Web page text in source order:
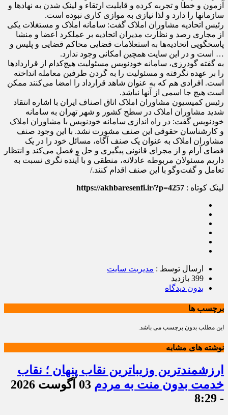
آزمون و خطا و تجربه کرده و قابلیت ارتقاء و لینک شدن به نهادها و
سازمانها را دارد و لذا نیازی به موازی کاری نبوده است.
رئیس اتحادیه مشاوران املاک گفت: سامانه املاک و مستغلات یکی
از مجاری رصد و نظارت مدیران اتحادیه بر عملکرد اعضا و منشا
پاسخگویی اتحادیه‌ها به استعلامات قضایی محاکم قضایی و پلیس و
… است و در این سایت همچین امکانی وجود ندارد.
به گفته گودرزی، سامانه خودنویس مسئولیت هیچ‌کدام از قراردادها
را بر عهده نگرفته و مسئولیت را به گردن طرفین معامله انداخته
است. افرادی هم که به عنوان شاهد قرارداد را امضا می‌کنند ممکن
است هیچ جا اسمی از آنها نباشد.
رئیس کمیسیون مشاوران املاک اتاق اصناف ایران با اشاره انتقاد
شدید مشاوران املاک در سطح کشور و شهر تهران به سامانه
خودنویس گفت: در راه اندازی سامانه خودنویس با مشاوران املاک
و کارشناسان حقوقی این صنف مشورت نشد. با این وجود صنف
مشاوران املاک به عنوان یک صنف آگاه، مسائل خود را در یک
فضای آرام و از مجرای قانونی پیگیری و حل و فصل می‌کند و انتظار
داریم مسئولان مربوطه عادلانه، منطقی و با آینده نگری نسبت به
تعامل و گفت‌وگو با این صنف اقدام کنند./
لینک کوتاه : https://akhbaresenfi.ir/?p=4257
ارسال توسط : مدیریت سایت
399 بازدید
بدون دیدگاه
برچسب ها
این مطلب بدون برچسب می باشد.
نوشته های مشابه
ارزشمندترین وزیباترین نقاب پنهان ؛ نقاب
خدمت بدون منت به مردم
03 آگوست 2026
- 8:29